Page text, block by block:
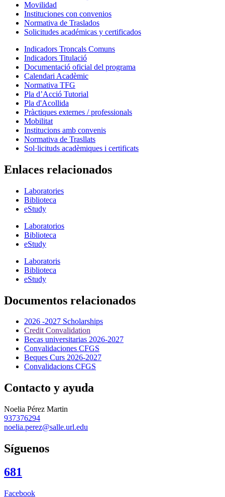
Movilidad
Instituciones con convenios
Normativa de Traslados
Solicitudes académicas y certificados
Indicadors Troncals Comuns
Indicadors Titulació
Documentació oficial del programa
Calendari Acadèmic
Normativa TFG
Pla d’Acció Tutorial
Pla d'Acollida
Pràctiques externes / professionals
Mobilitat
Institucions amb convenis
Normativa de Trasllats
Sol·licituds acadèmiques i certificats
Enlaces relacionados
Laboratories
Biblioteca
eStudy
Laboratorios
Biblioteca
eStudy
Laboratoris
Biblioteca
eStudy
Documentos relacionados
2026 -2027 Scholarships
Credit Convalidation
Becas universitarias 2026-2027
Convalidaciones CFGS
Beques Curs 2026-2027
Convalidacions CFGS
Contacto y ayuda
Noelia Pérez Martin
937376294
noelia.perez@salle.url.edu
Síguenos
681
Facebook